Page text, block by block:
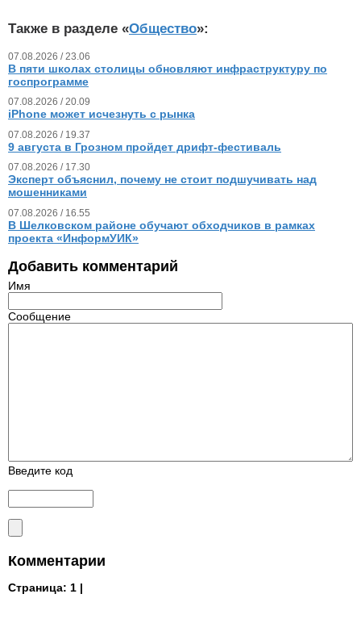
Также в разделе «Общество»:
07.08.2026 / 23.06
В пяти школах столицы обновляют инфраструктуру по
госпрограмме
07.08.2026 / 20.09
iPhone может исчезнуть с рынка
07.08.2026 / 19.37
9 августа в Грозном пройдет дрифт-фестиваль
07.08.2026 / 17.30
Эксперт объяснил, почему не стоит подшучивать над
мошенниками
07.08.2026 / 16.55
В Шелковском районе обучают обходчиков в рамках
проекта «ИнформУИК»
Добавить комментарий
Имя
Сообщение
Введите код
Комментарии
Страница: 1 |